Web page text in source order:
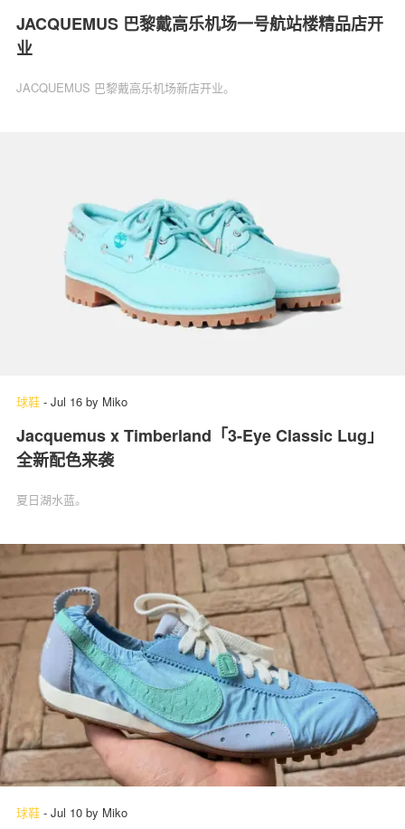
JACQUEMUS 巴黎戴高乐机场一号航站楼精品店开
业
JACQUEMUS 巴黎戴高乐机场新店开业。
球鞋 - Jul 16 by Miko
Jacquemus x Timberland「3-Eye Classic Lug」
全新配色来袭
夏日湖水蓝。
球鞋 - Jul 10 by Miko